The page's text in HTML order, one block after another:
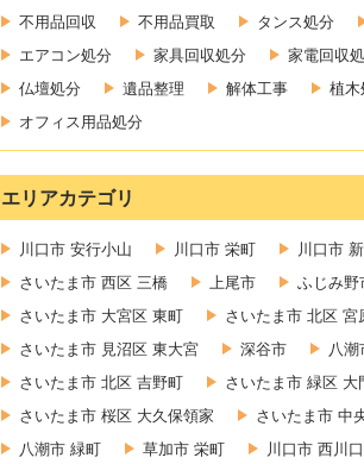
不用品回収 不用品買取 タンス処分
エアコン処分
家具回収処分 家電回収
仏壇処分
遺品整理 解体工事 植木
オフィス用品処分
エリアカテゴリ
川口市 安行小山 川口市 栄町 川口市
さいたま市 西区 三橋
上尾市 ふじみ野
さいたま市 大宮区 東町
さいたま市 北区 宮
さいたま市 見沼区 東大宮
深谷市 八
さいたま市 北区 吉野町
さいたま市 緑区 大
さいたま市 桜区 大久保領家
さいたま市 中
八潮市 緑町
草加市 栄町 川口市 西川口